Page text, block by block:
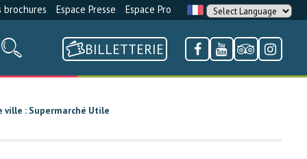
brochures Espace Presse Espace Pro
BILLETTERIE
: Supermarché Utile